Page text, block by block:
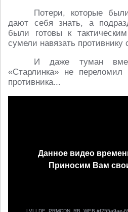
Потери, которые
дают себя знать, а
были готовы к
сумели навязать противнику
И даже туман
«Старлинка» не
противника...